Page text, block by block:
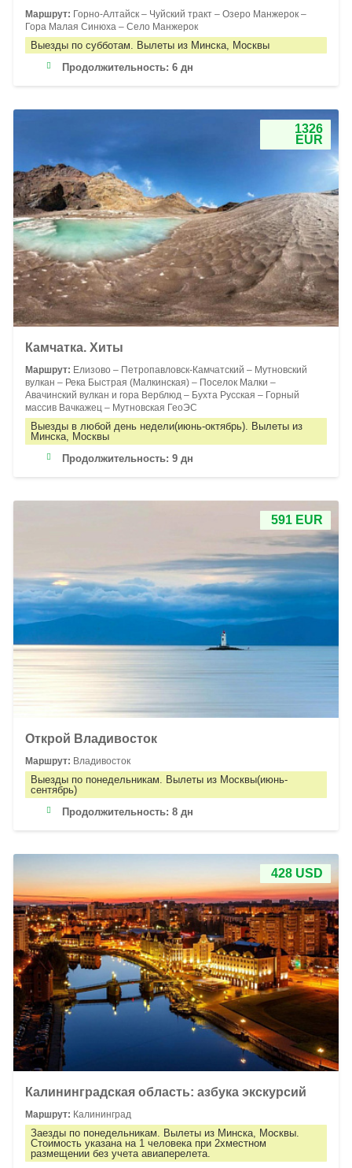
Маршрут: Горно-Алтайск – Чуйский тракт – Озеро Манжерок –
Гора Малая Синюха – Село Манжерок
Выезды по субботам. Вылеты из Минска, Москвы
Продолжительность: 6 дн
1326
EUR
Камчатка. Хиты
Маршрут: Елизово – Петропавловск-Камчатский – Мутновский
вулкан – Река Быстрая (Малкинская) – Поселок Малки –
Авачинский вулкан и гора Верблюд – Бухта Русская – Горный
массив Вачкажец – Мутновская ГеоЭС
Выезды в любой день недели(июнь-октябрь). Вылеты из
Минска, Москвы
Продолжительность: 9 дн
591 EUR
Открой Владивосток
Маршрут: Владивосток
Выезды по понедельникам. Вылеты из Москвы(июнь-
сентябрь)
Продолжительность: 8 дн
428 USD
Калининградская область: азбука экскурсий
Маршрут: Калининград
Заезды по понедельникам. Вылеты из Минска, Москвы.
Стоимость указана на 1 человека при 2хместном
размещении без учета авиаперелета.